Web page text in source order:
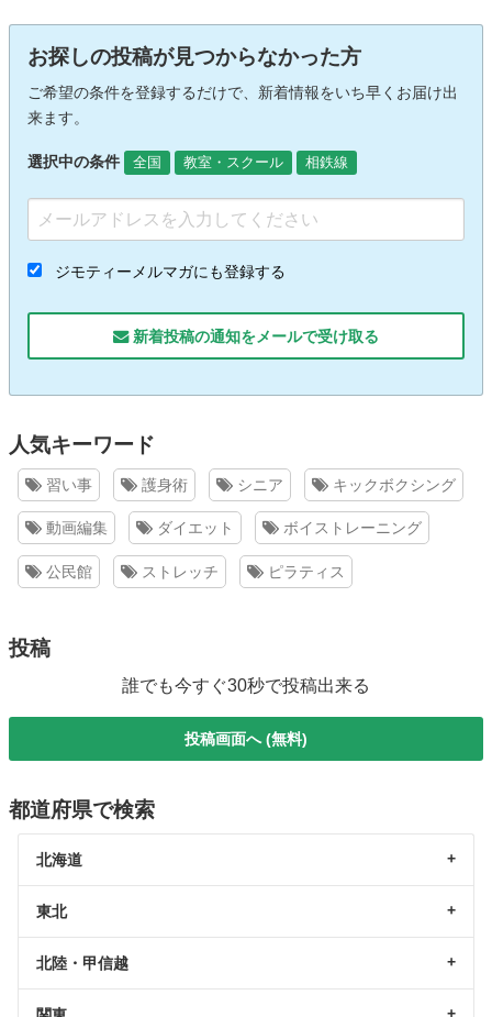
お探しの投稿が見つからなかった方
ご希望の条件を登録するだけで、新着情報をいち早くお届け出
来ます。
選択中の条件 全国 教室・スクール 相鉄線
ジモティーメルマガにも登録する
新着投稿の通知をメールで受け取る
人気キーワード
習い事 護身術 シニア キックボクシング
動画編集 ダイエット ボイストレーニング
公民館 ストレッチ ピラティス
投稿
誰でも今すぐ30秒で投稿出来る
投稿画面へ (無料)
都道府県で検索
北海道
東北
北陸・甲信越